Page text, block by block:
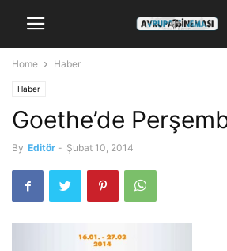
Home Haber
Haber
Goethe’de
By Editör - Şubat 10, 2014